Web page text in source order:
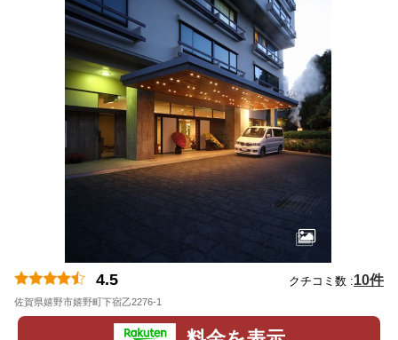
4.5 クチコミ数 :10件
佐賀県嬉野市嬉野町下宿乙2276-1